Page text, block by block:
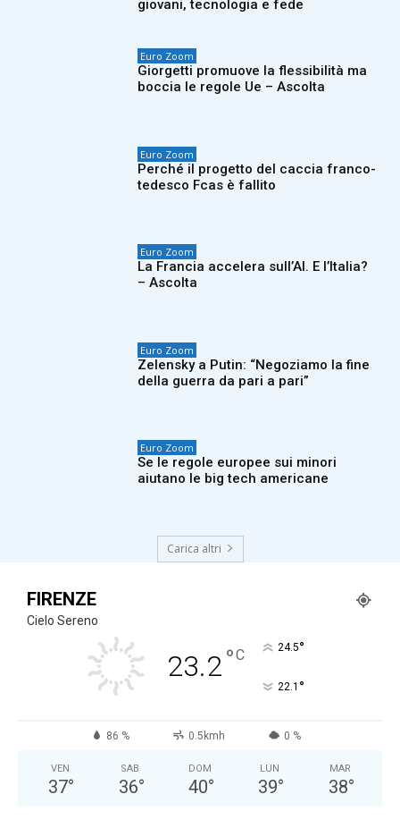
giovani, tecnologia e fede
Euro Zoom
Giorgetti promuove la flessibilità ma
boccia le regole Ue – Ascolta
Euro Zoom
Perché il progetto del caccia franco-
tedesco Fcas è fallito
Euro Zoom
La Francia accelera sull’AI. E l’Italia?
– Ascolta
Euro Zoom
Zelensky a Putin: “Negoziamo la fine
della guerra da pari a pari”
Euro Zoom
Se le regole europee sui minori
aiutano le big tech americane
Carica altri
FIRENZE
Cielo Sereno
23.2°C 24.5°
22.1 °
86 % 0.5kmh 0 %
VEN
37°
SAB
36°
DOM
40°
LUN
39°
MAR
38°